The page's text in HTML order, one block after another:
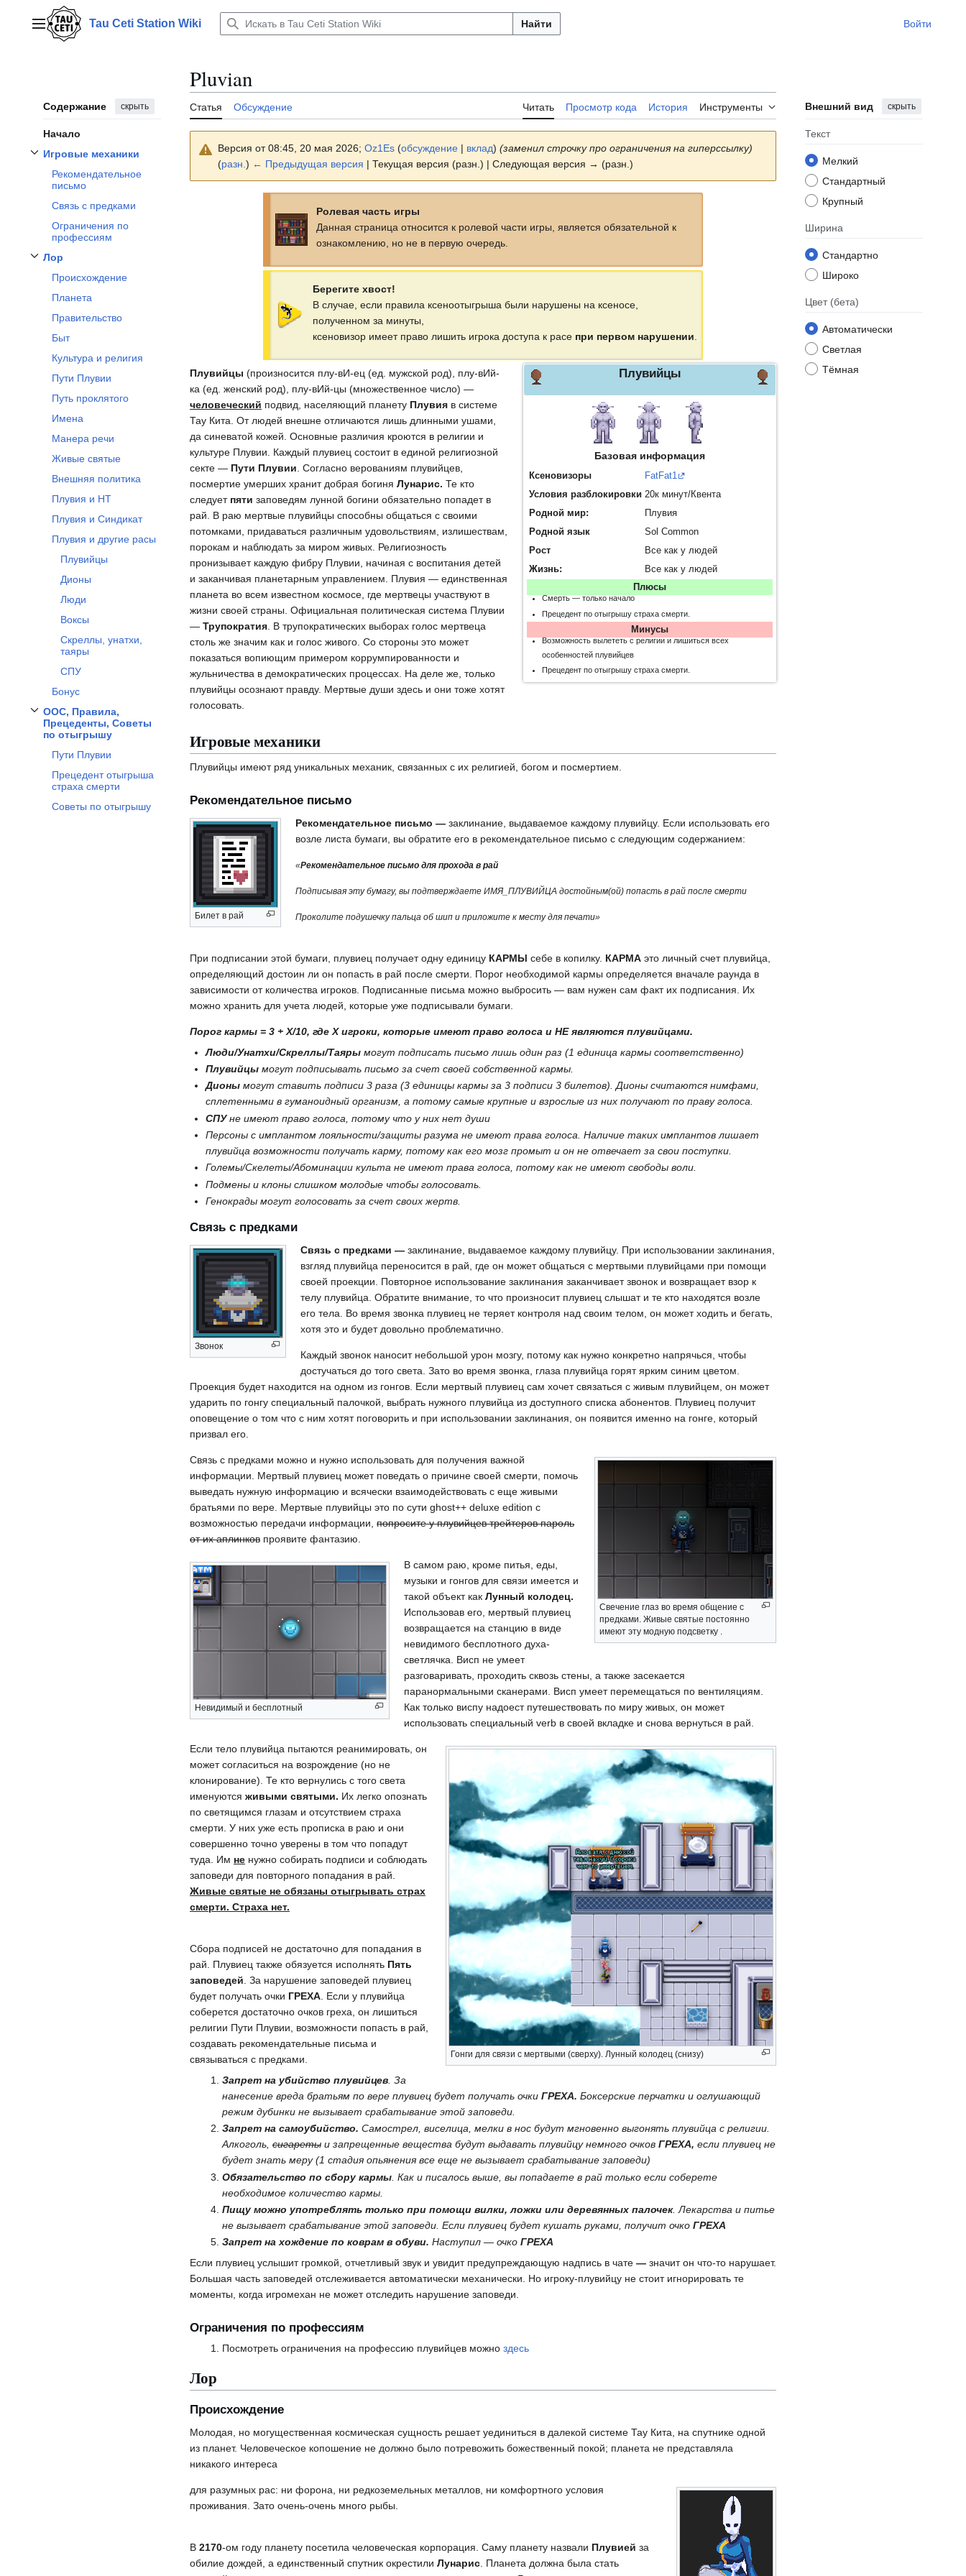
содержаниюГлавное менюTau Ceti Station Wiki Найти Войти
Содержание скрыть
Начало
Игровые механики
Отобразить/Скрыть подраздел Игровые механики
Рекомендательное
письмо
Связь с предками
Ограничения по
профессиям
Лор
Отобразить/Скрыть подраздел
Происхождение
Планета
Правительство
Быт
Культура и религия
Пути Плувии
Путь проклятого
Имена
Манера речи
Живые святые
Внешняя политика
Плувия и НТ
Плувия и Синдикат
Плувия и другие расы
Плувийцы
Дионы
Люди
Воксы
Скреллы, унатхи,
таяры
СПУ
Бонус
ООС, Правила,
Прецеденты, Советы
по отыгрышу
Отобразить/Скрыть подраздел
Пути Плувии
Прецедент отыгрыша
страха смерти
Советы по отыгрышу
Pluvian
Статья Обсуждение Читать Просмотр кода История Инструменты Внешний вид скрыть
Текст
Мелкий
Стандартный
Крупный
Ширина
Стандартно
Широко
Цвет (бета)
Автоматически
Светлая
Тёмная
Версия от 08:45, 20 мая 2026; Oz1Es (обсуждение | вклад) (заменил строчку про ограничения на гиперссылку)
(разн. ) ← Предыдущая версия | Текущая версия (разн.) | Следующая версия → (разн.)
Ролевая часть игры
Данная страница относится к ролевой части игры, является обязательной к
ознакомлению, но не в первую очередь.
Берегите хвост!
В случае, если правила ксеноотыгрыша были нарушены на ксеносе,
полученном за минуты,
ксеновизор имеет право лишить игрока доступа к расе при первом нарушении
Плувийцы
Базовая информация
Ксеновизоры
FatFat1
Условия разблокировки 20к минут/Квента
Родной мир:
Плувия
Родной язык
Sol Common
Рост
Все как у людей
Жизнь:
Все как у людей
Плюсы
Смерть — только начало
Прецедент по отыгрышу страха смерти.
Минусы
Возможность вылететь с религии и лишиться всех
особенностей плувийцев
Прецедент по отыгрышу страха смерти.
Плувийцы (произносится плу-вИ-ец (ед. мужской род), плу-вИй-
ка (ед. женский род), плу-вИй-цы (множественное число) —
человеческий подвид, населяющий планету Плувия в системе
Тау Кита. От людей внешне отличаются лишь длинными ушами,
да синеватой кожей. Основные различия кроются в религии и
культуре Плувии. Каждый плувиец состоит в единой религиозной
секте — Пути Плувии . Согласно верованиям плувийцев,
посмертие умерших хранит добрая богиня Лунарис. Те кто
следует пяти заповедям лунной богини обязательно попадет в
рай. В раю мертвые плувийцы способны общаться с своими
потомками, придаваться различным удовольствиям, излишествам,
порокам и наблюдать за миром живых. Религиозность
пронизывает каждую фибру Плувии, начиная с воспитания детей
и заканчивая планетарным управлением. Плувия — единственная
планета во всем известном космосе, где мертвецы участвуют в
жизни своей страны. Официальная политическая система Плувии
— Трупократия . В трупократических выборах голос мертвеца
столь же значим как и голос живого. Со стороны это может
показаться вопиющим примером коррумпированности и
жульничества в демократических процессах. На деле же, только
плувийцы осознают правду. Мертвые души здесь и они тоже хотят
голосовать.
Игровые механики
Плувийцы имеют ряд уникальных механик, связанных с их религией, богом и посмертием.
Рекомендательное письмо
Билет в рай
Рекомендательное письмо —заклинание, выдаваемое каждому плувийцу. Если использовать его
возле листа бумаги, вы обратите его в рекомендательное письмо с следующим содержанием:
«Рекомендательное письмо для прохода в рай
Подписывая эту бумагу, вы подтверждаете ИМЯ_ПЛУВИЙЦА достойным(ой) попасть в рай после смерти
Проколите подушечку пальца об шип и приложите к месту для печати»
При подписании этой бумаги, плувиец получает одну единицу КАРМЫ себе в копилку. КАРМА это личный счет плувийца,
определяющий достоин ли он попасть в рай после смерти. Порог необходимой кармы определяется вначале раунда в
зависимости от количества игроков. Подписанные письма можно выбросить — вам нужен сам факт их подписания. Их
можно хранить для учета людей, которые уже подписывали бумаги.
Порог кармы = 3 + X/10, где X игроки, которые имеют право голоса и НЕ являются плувийцами.
Люди/Унатхи/Скреллы/Таяры могут подписать письмо лишь один раз (1 единица кармы соответственно)
Плувийцы могут подписывать письмо за счет своей собственной кармы.
Дионы могут ставить подписи 3 раза (3 единицы кармы за 3 подписи 3 билетов). Дионы считаются нимфами,
сплетенными в гуманоидный организм, а потому самые крупные и взрослые из них получают по праву голоса.
СПУне имеют право голоса, потому что у них нет души
Персоны с имплантом лояльности/защиты разума не имеют права голоса. Наличие таких имплантов лишает
плувийца возможности получать карму, потому как его мозг промыт и он не отвечает за свои поступки.
Големы/Скелеты/Абоминации культа не имеют права голоса, потому как не имеют свободы воли.
Подмены и клоны слишком молодые чтобы голосовать.
Генокрады могут голосовать за счет своих жертв.
Связь с предками
Звонок
Связь с предками —заклинание, выдаваемое каждому плувийцу. При использовании заклинания,
взгляд плувийца переносится в рай, где он может общаться с мертвыми плувийцами при помощи
своей проекции. Повторное использование заклинания заканчивает звонок и возвращает взор к
телу плувийца. Обратите внимание, то что произносит плувиец слышат и те кто находятся возле
его тела. Во время звонка плувиец не теряет контроля над своим телом, он может ходить и бегать,
хотя это и будет довольно проблематично.
Каждый звонок наносит небольшой урон мозгу, потому как нужно конкретно напрячься, чтобы
достучаться до того света. Зато во время звонка, глаза плувийца горят ярким синим цветом.
Проекция будет находится на одном из гонгов. Если мертвый плувиец сам хочет связаться с живым плувийцем, он может
ударить по гонгу специальный палочкой, выбрать нужного плувийца из доступного списка абонентов. Плувиец получит
оповещение о том что с ним хотят поговорить и при использовании заклинания, он появится именно на гонге, который
призвал его.
Свечение глаз во время общение с
предками. Живые святые постоянно
имеют эту модную подсветку .
Связь с предками можно и нужно использовать для получения важной
информации. Мертвый плувиец может поведать о причине своей смерти, помочь
выведать нужную информацию и всячески взаимодействовать с еще живыми
братьями по вере. Мертвые плувийцы это по сути ghost++ deluxe edition с
возможностью передачи информации, попросите у плувийцев трейтеров пароль
от их аплинков проявите фантазию.
Невидимый и бесплотный
В самом раю, кроме питья, еды,
музыки и гонгов для связи имеется и
такой объект как Лунный колодец.
Использовав его, мертвый плувиец
возвращается на станцию в виде
невидимого бесплотного духа-
светлячка. Висп не умеет
разговаривать, проходить сквозь стены, а также засекается
паранормальными сканерами. Висп умеет перемещаться по вентиляциям.
Как только виспу надоест путешествовать по миру живых, он может
использовать специальный verb в своей вкладке и снова вернуться в рай.
Гонги для связи с мертвыми (сверху). Лунный колодец (снизу)
Если тело плувийца пытаются реанимировать, он
может согласиться на возрождение (но не
клонирование). Те кто вернулись с того света
именуются живыми святыми. Их легко опознать
по светящимся глазам и отсутствием страха
смерти. У них уже есть прописка в раю и они
совершенно точно уверены в том что попадут
туда. Им не нужно собирать подписи и соблюдать
заповеди для повторного попадания в рай.
Живые святые не обязаны отыгрывать страх
смерти. Страха нет.
Сбора подписей не достаточно для попадания в
рай. Плувиец также обязуется исполнять Пять
заповедей . За нарушение заповедей плувиец
будет получать очки ГРЕХА . Если у плувийца
соберется достаточно очков греха, он лишиться
религии Пути Плувии, возможности попасть в рай,
создавать рекомендательные письма и
связываться с предками.
Запрет на убийство плувийцев. За
нанесение вреда братьям по вере плувиец будет получать очки ГРЕХА. Боксерские перчатки и оглушающий
режим дубинки не вызывает срабатывание этой заповеди.
Запрет на самоубийство. Самострел, виселица, мелки в нос будут мгновенно выгонять плувийца с религии.
Алкоголь,сигаретыи запрещенные вещества будут выдавать плувийцу немного очков ГРЕХА, если плувиец не
будет знать меру (1 стадия опьянения все еще не вызывает срабатывание заповеди)
Обязательство по сбору кармы. Как и писалось выше, вы попадаете в рай только если соберете
необходимое количество кармы.
Пищу можно употреблять только при помощи вилки, ложки или деревянных палочек. Лекарства и питье
не вызывает срабатывание этой заповеди. Если плувиец будет кушать руками, получит очко ГРЕХА
Запрет на хождение по коврам в обуви. Наступил — очко ГРЕХА
Если плувиец услышит громкой, отчетливый звук и увидит предупреждающую надпись в чате — значит он что-то нарушает.
Большая часть заповедей отслеживается автоматически механически. Но игроку-плувийцу не стоит игнорировать те
моменты, когда игромехан не может отследить нарушение заповеди.
Ограничения по профессиям
Посмотреть ограничения на профессию плувийцев можно здесь
Лор
Происхождение
Молодая, но могущественная космическая сущность решает уединиться в далекой системе Тау Кита, на спутнике одной
из планет. Человеческое копошение не должно было потревожить божественный покой; планета не представляла
никакого интереса
для разумных рас: ни форона, ни редкоземельных металлов, ни комфортного условия
проживания. Зато очень-очень много рыбы.
В 2170-ом году планету посетила человеческая корпорация. Саму планету назвали Плувией за
обилие дождей, а единственный спутник окрестили Лунарис . Планета должна была стать